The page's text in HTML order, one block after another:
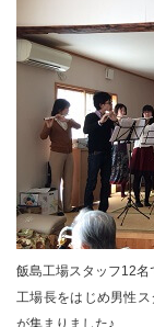
飯島工場スタッフ12名
工場長をはじめ男性
が集まりました♪